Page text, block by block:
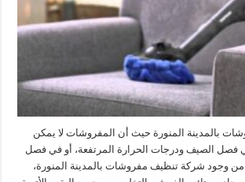
بالمدينة المنورة حيث أن المفروشات لا يمكن
في فصل الصيف ودرجات الحرارة المرتفعة، أو في فصل
من وجود شركة تنظيف مفروشات بالمدينة المنورة،